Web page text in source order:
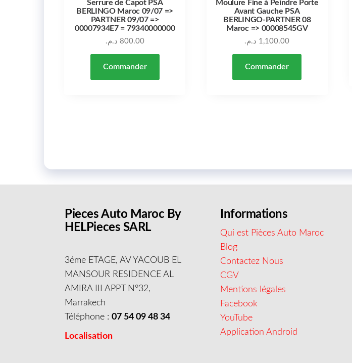
Serrure de Capot PSA
BERLINGO Maroc 09/07 =>
PARTNER 09/07 =>
00007934E7 = 79340000000
800.00 د.م.
Commander
Moulure Fine à Peindre Porte
Avant Gauche PSA
BERLINGO-PARTNER 08
Maroc => 00008545GV
1,100.00 د.م.
Commander
Pieces Auto Maroc By
HELPieces SARL
3éme ETAGE, AV YACOUB EL
MANSOUR RESIDENCE AL
AMIRA III APPT N°32,
Marrakech
Téléphone :07 54 09 48 34
Localisation
Informations
Qui est Pièces Auto Maroc
Blog
Contactez Nous
CGV
Mentions légales
Facebook
YouTube
Application Android